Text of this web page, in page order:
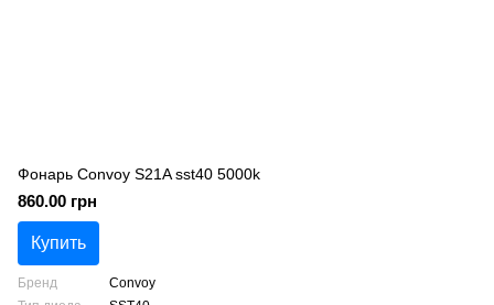
Фонарь Convoy S21A sst40 5000k
860.00 грн
Купить
Бренд
Convoy